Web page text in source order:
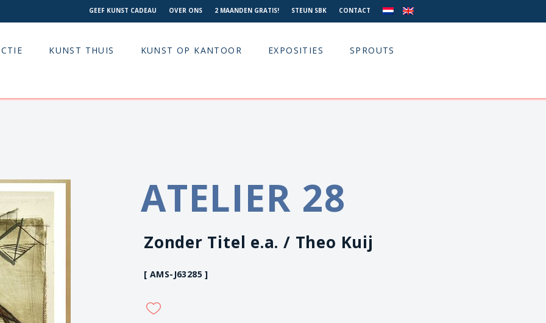
GEEF KUNST CADEAU OVER ONS 2 MAANDEN GRATIS! STEUN SBK CONTACT
KUNST THUIS KUNST OP KANTOOR EXPOSITIES SPROUTS
ATELIER 28
Zonder Titel e.a. / Theo Kuij
[ AMS-J63285 ]